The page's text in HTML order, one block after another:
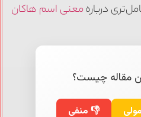
دربارهمعنی اسم هاکان
مقاله چیست؟
👎 منفی